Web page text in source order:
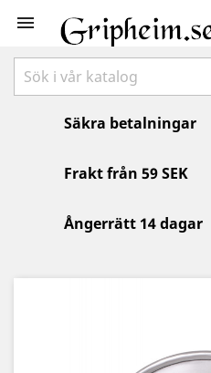

Säkra betalningar
Frakt från 59 SEK
Ångerrätt 14 dagar